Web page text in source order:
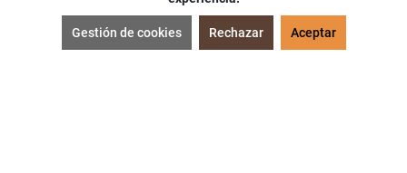
SUSCRÍBETE
¡Accede acupones,ofertasynoticiasexclusivas!
Gestión de cookies Rechazar Aceptar